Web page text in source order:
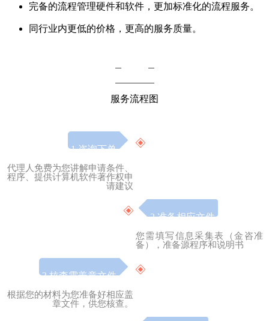
完备的流程管理硬件和软件，更加标准化的流程服务。
同行业内更低的价格，更高的服务质量。
服务流程图
1.咨询下单
代理人免费为您讲解申请条件、
程序、提供计算机软件著作权申
请建议
2.准备相应文件
您需填写信息采集表（金咨准
备），准备源程序和说明书
3.核查需盖章文件
根据您的材料为您准备好相应盖
章文件，供您核查。
_